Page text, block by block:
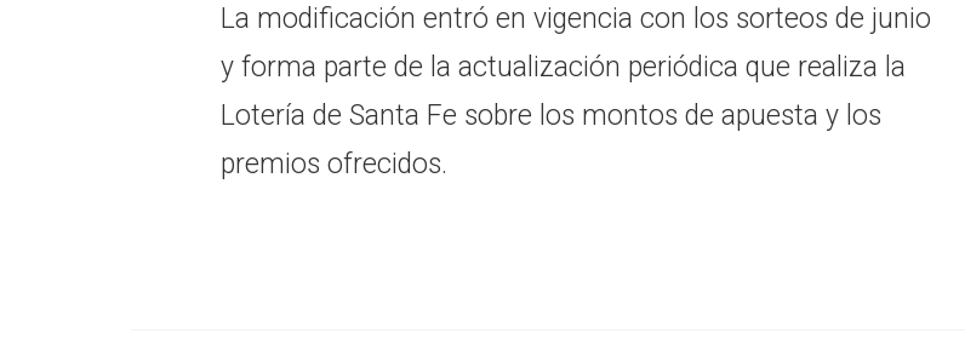
La modificación entró en vigencia con los sorteos de junio
y forma parte de la actualización periódica que realiza la
Lotería de Santa Fe sobre los montos de apuesta y los
premios ofrecidos.